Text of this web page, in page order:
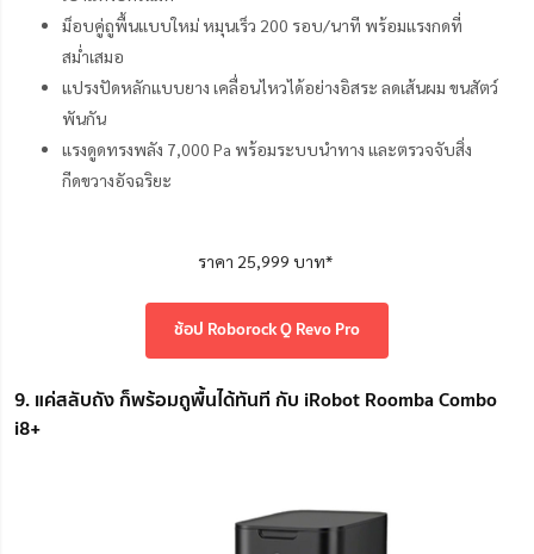
ม็อบคู่ถูพื้นแบบใหม่ หมุนเร็ว 200 รอบ/นาที พร้อมแรงกดที่
สม่ำเสมอ
แปรงปัดหลักแบบยาง เคลื่อนไหวได้อย่างอิสระ ลดเส้นผม ขนสัตว์
พันกัน
แรงดูดทรงพลัง 7,000 Pa พร้อมระบบนำทาง และตรวจจับสิ่ง
กีดขวางอัจฉริยะ
ราคา 25,999 บาท*
ช้อป Roborock Q Revo Pro
9. แค่สลับถัง ก็พร้อมถูพื้นได้ทันที กับ iRobot Roomba Combo
i8+